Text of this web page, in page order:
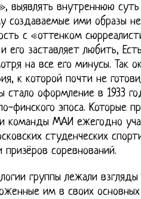
выявлять внутреннюю суть
создаваемые ими образы
с «оттенком
его заставляет любить,
на все его минусы. Так
к которой почти не
стало оформление в 1933
финского эпоса. Которые
команды МАИ ежегодно
студенческих
соревнований.
группы лежали
им в своих